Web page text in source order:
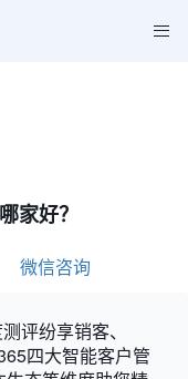
家好？
微信咨询
评纷享销客、
四大智能客户管